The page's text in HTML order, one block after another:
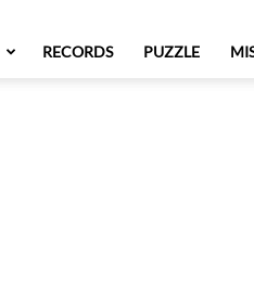
RECORDS PUZZLE